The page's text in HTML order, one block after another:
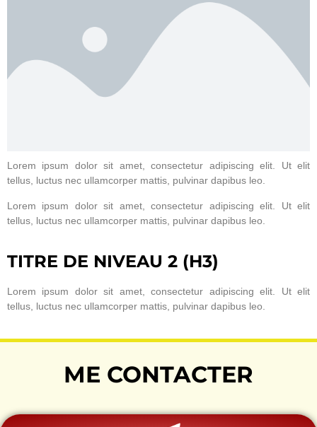
Lorem ipsum dolor sit amet, consectetur adipiscing elit. Ut elit
tellus, luctus nec ullamcorper mattis, pulvinar dapibus leo.
Lorem ipsum dolor sit amet, consectetur adipiscing elit. Ut elit
tellus, luctus nec ullamcorper mattis, pulvinar dapibus leo.
TITRE DE NIVEAU 2 (H3)
Lorem ipsum dolor sit amet, consectetur adipiscing elit. Ut elit
tellus, luctus nec ullamcorper mattis, pulvinar dapibus leo.
ME CONTACTER